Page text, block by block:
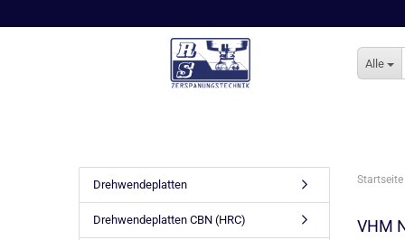
Alle
Startseite
VHM
Drehwendeplatten
Drehwendeplatten CBN (HRC)